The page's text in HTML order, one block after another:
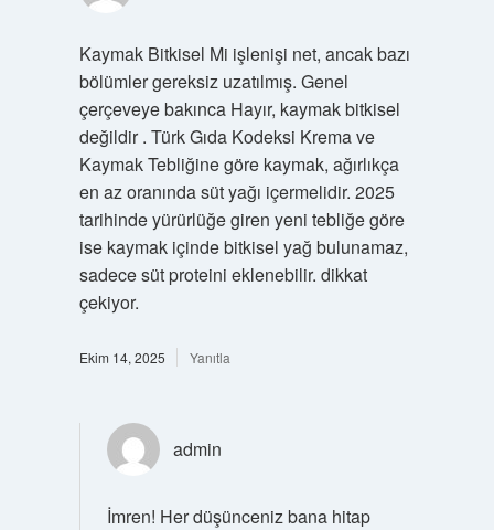
Kaymak Bitkisel Mi işlenişi net, ancak bazı
bölümler gereksiz uzatılmış. Genel
çerçeveye bakınca Hayır, kaymak bitkisel
değildir . Türk Gıda Kodeksi Krema ve
Kaymak Tebliğine göre kaymak, ağırlıkça
en az oranında süt yağı içermelidir. 2025
tarihinde yürürlüğe giren yeni tebliğe göre
ise kaymak içinde bitkisel yağ bulunamaz,
sadece süt proteini eklenebilir. dikkat
çekiyor.
Ekim 14, 2025 Yanıtla
admin
İmren! Her düşünceniz bana hitap